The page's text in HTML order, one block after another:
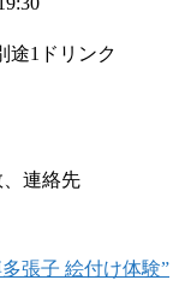
1ドリンク
連絡先